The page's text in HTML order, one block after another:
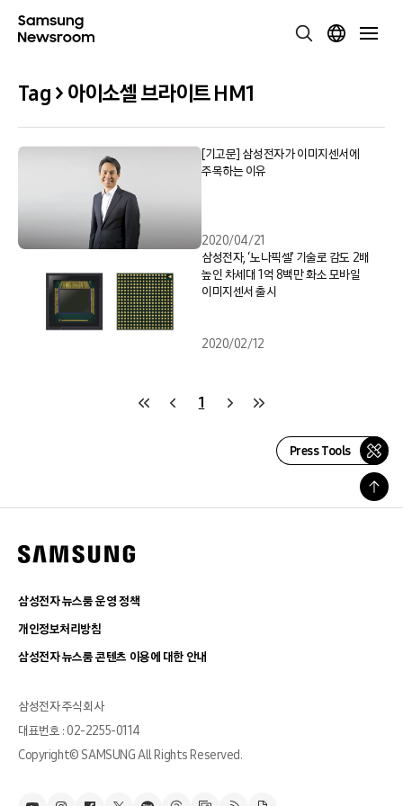
Tag > 아이소셀 브라이트 HM1
[기고문] 삼성전자가 이미지센서에
주목하는 이유
2020/04/21
삼성전자, ‘노나픽셀’ 기술로 감도 2배
높인 차세대 1억 8백만 화소 모바일
이미지센서 출시
2020/02/12
1
Press Tools
삼성전자 뉴스룸 운영 정책
개인정보처리방침
삼성전자 뉴스룸 콘텐츠 이용에 대한 안내
삼성전자 주식회사
대표번호 : 02-2255-0114
Copyright© SAMSUNG All Rights Reserved.